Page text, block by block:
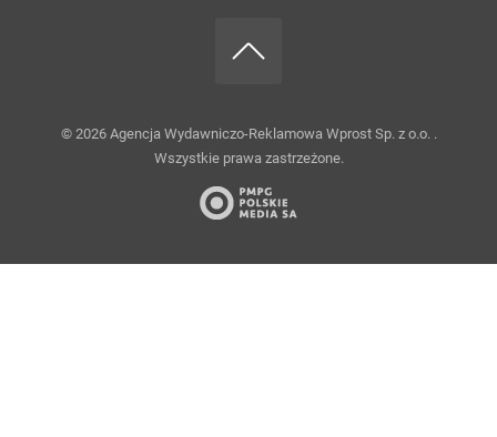
© 2026 Agencja Wydawniczo-Reklamowa Wprost Sp. z o.o. .
Wszystkie prawa zastrzeżone.